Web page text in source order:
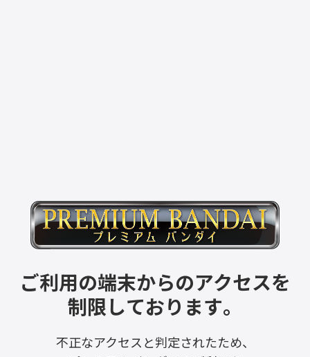
ご利用の端末からのアクセスを
制限しております。
不正なアクセスと判定されたため、